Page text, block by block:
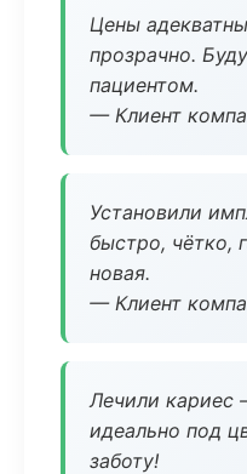
Цены
прозрачно.
пациентом.
— Клиент
Установили
быстро, чётко,
новая.
— Клиент
Лечили кариес
идеально под
заботу!